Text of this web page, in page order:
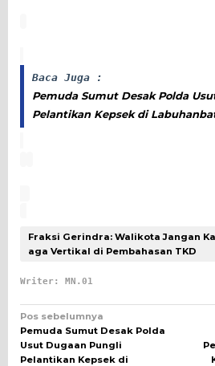
Baca Juga :
Pemuda Sumut Desak Polda
Pelantikan Kepsek di
Fraksi Gerindra: Walikota Jangan
aga Vertikal di Pembahasan TKD
Writer: MN.01
Navigasi
pos
Pos sebelumnya
Pemuda Sumut Desak Polda
Usut Dugaan Pungli
Pelantikan Kepsek di